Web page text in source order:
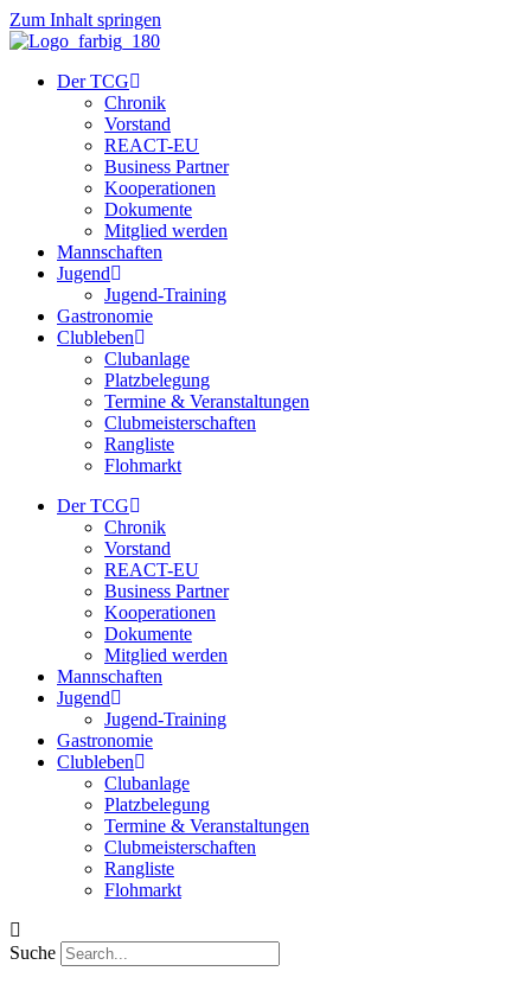
Zum Inhalt springen
Der TCG
Chronik
Vorstand
REACT-EU
Business Partner
Kooperationen
Dokumente
Mitglied werden
Mannschaften
Jugend
Jugend-Training
Gastronomie
Clubleben
Clubanlage
Platzbelegung
Termine & Veranstaltungen
Clubmeisterschaften
Rangliste
Flohmarkt
Der TCG
Chronik
Vorstand
REACT-EU
Business Partner
Kooperationen
Dokumente
Mitglied werden
Mannschaften
Jugend
Jugend-Training
Gastronomie
Clubleben
Clubanlage
Platzbelegung
Termine & Veranstaltungen
Clubmeisterschaften
Rangliste
Flohmarkt
Suche